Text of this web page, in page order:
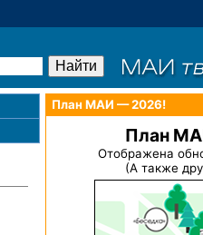
План МАИ — 2026!
План
Отображена
(А также